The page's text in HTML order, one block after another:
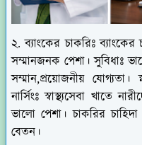
২. ব্যাংকের চাকরিঃ
সম্মানজনক পেশা। সুবিধাঃ
সম্মান,প্রয়োজনীয় যোগ্যতা।
নার্সিংঃ স্বাস্থ্যসেবা খাতে
ভালো পেশা। চাকরির
বেতন।